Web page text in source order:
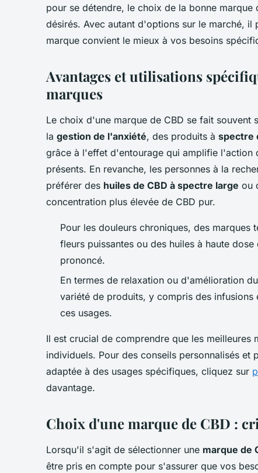
pour se détendre, le choix de la bonne
désirés. Avec autant d'options sur le marché,
marque convient le mieux à vos besoins
Avantages et utilisations
marques
Le choix d'une marque de CBD se fait souvent
la gestion de l'anxiété, des produits à spectre
grâce à l'effet d'entourage qui amplifie l'action
présents. En revanche, les personnes à la
préférer des huiles de CBD à spectre large ou
concentration plus élevée de CBD pur.
Pour les douleurs chroniques, des marques
fleurs puissantes ou des huiles à haute
prononcé.
En termes de relaxation ou d'amélioration
variété de produits, y compris des
ces usages.
Il est crucial de comprendre que les meilleures
individuels. Pour des conseils personnalisés et
adaptée à des usages spécifiques, cliquez sur
davantage.
Choix d'une marque de CBD :
Lorsqu'il s'agit de sélectionner une marque de
être pris en compte pour s'assurer que vos